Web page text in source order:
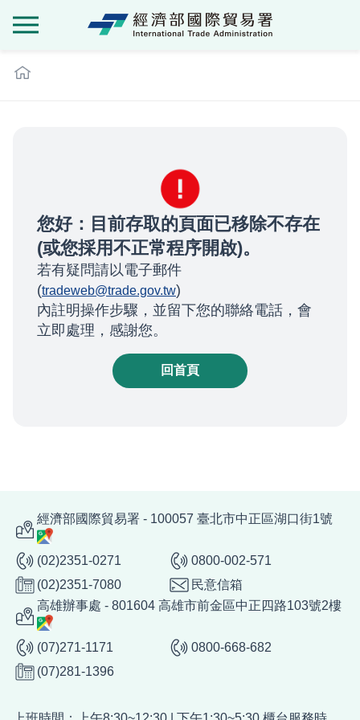
:::
您好：目前存取的頁面已移除不存在
(或您採用不正常程序開啟)。
若有疑問請以電子郵件
(tradeweb@trade.gov.tw)
內註明操作步驟，並留下您的聯絡電話，會
立即處理，感謝您。
回首頁
經濟部國際貿易署 - 100057 臺北市中正區湖口街1號
(02)2351-0271
0800-002-571
(02)2351-7080
民意信箱
高雄辦事處 - 801604 高雄市前金區中正四路103號2樓
(07)271-1171
0800-668-682
(07)281-1396